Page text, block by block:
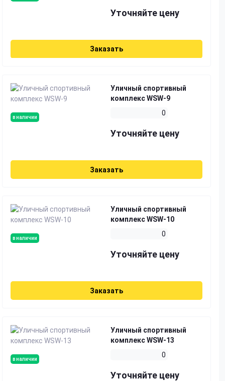
Уточняйте цену
Заказать
в наличии
Уличный спортивный
комплекс WSW-9
0
Уточняйте цену
Заказать
в наличии
Уличный спортивный
комплекс WSW-10
0
Уточняйте цену
Заказать
в наличии
Уличный спортивный
комплекс WSW-13
0
Уточняйте цену